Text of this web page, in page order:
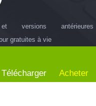
antérieures
gratuites à vie
Télécharger Acheter